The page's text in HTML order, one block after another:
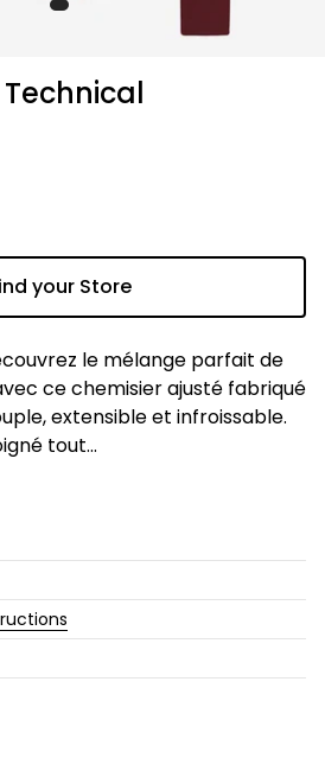
your Store
le mélange parfait de
ce chemisier ajusté fabriqué
extensible et infroissable.
tout...